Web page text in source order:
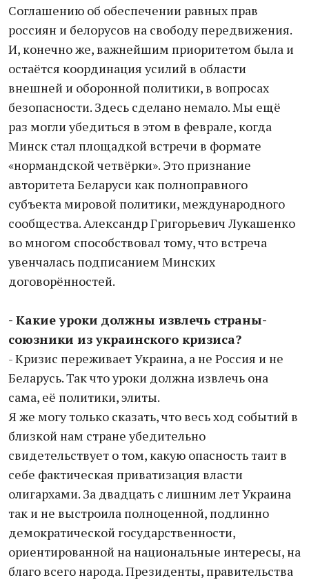
Соглашению об обеспечении равных прав
россиян и белорусов на свободу передвижения.
И, конечно же, важнейшим приоритетом была и
остаётся координация усилий в области
внешней и оборонной политики, в вопросах
безопасности. Здесь сделано немало. Мы ещё
раз могли убедиться в этом в феврале, когда
Минск стал площадкой встречи в формате
«нормандской четвёрки». Это признание
авторитета Беларуси как полноправного
субъекта мировой политики, международного
сообщества. Александр Григорьевич Лукашенко
во многом способствовал тому, что встреча
увенчалась подписанием Минских
договорённостей.
- Какие уроки должны извлечь страны-
союзники из украинского кризиса?
- Кризис переживает Украина, а не Россия и не
Беларусь. Так что уроки должна извлечь она
сама, её политики, элиты.
Я же могу только сказать, что весь ход событий в
близкой нам стране убедительно
свидетельствует о том, какую опасность таит в
себе фактическая приватизация власти
олигархами. За двадцать с лишним лет Украина
так и не выстроила полноценной, подлинно
демократической государственности,
ориентированной на национальные интересы, на
благо всего народа. Президенты, правительства